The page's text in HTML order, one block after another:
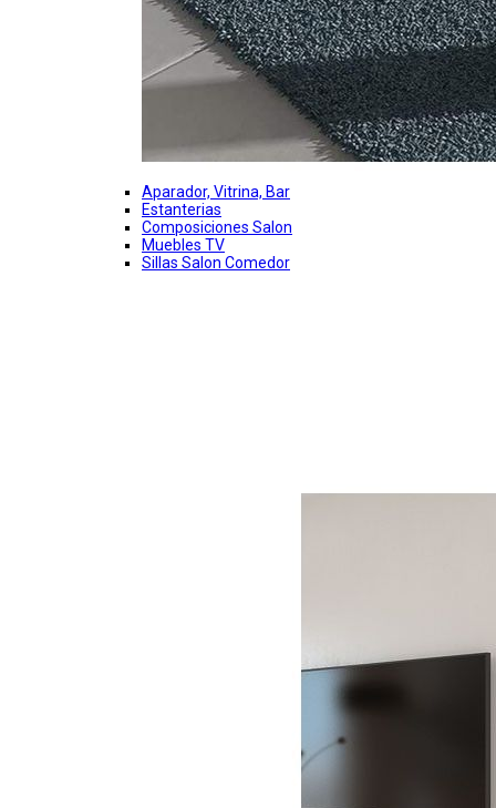
Aparador, Vitrina, Bar
Estanterias
Composiciones Salon
Muebles TV
Sillas Salon Comedor